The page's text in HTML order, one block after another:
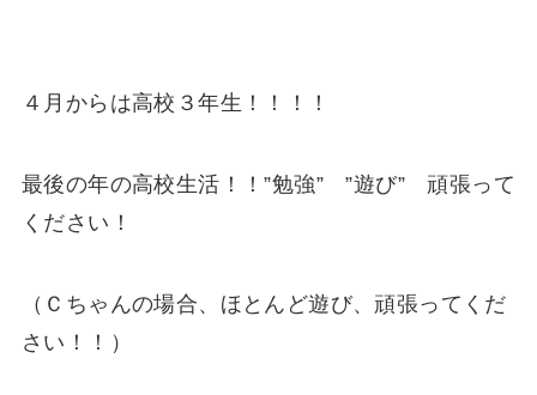
４月からは高校３年生！！！！
最後の年の高校生活！！”勉強” ”遊び” 頑張って
ください！
（Ｃちゃんの場合、ほとんど遊び、頑張ってくだ
さい！！）